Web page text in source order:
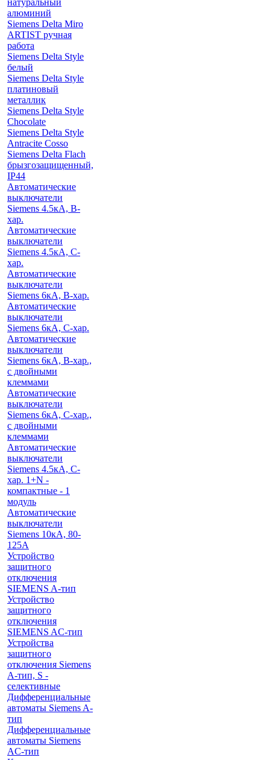
натуральный
алюминий
Siemens Delta Miro
ARTIST ручная
работа
Siemens Delta Style
белый
Siemens Delta Style
платиновый
металлик
Siemens Delta Style
Chocolate
Siemens Delta Style
Antracite Cosso
Siemens Delta Flach
брызгозащищенный,
IP44
Автоматические
выключатели
Siemens 4.5кА, B-
хар.
Автоматические
выключатели
Siemens 4.5кА, C-
хар.
Автоматические
выключатели
Siemens 6кА, B-хар.
Автоматические
выключатели
Siemens 6кА, С-хар.
Автоматические
выключатели
Siemens 6кА, B-хар.,
с двойными
клеммами
Автоматические
выключатели
Siemens 6кА, C-хар.,
с двойными
клеммами
Автоматические
выключатели
Siemens 4.5кА, C-
хар. 1+N -
компактные - 1
модуль
Автоматические
выключатели
Siemens 10кА, 80-
125A
Устройство
защитного
отключения
SIEMENS A-тип
Устройство
защитного
отключения
SIEMENS AС-тип
Устройства
защитного
отключения Siemens
A-тип, S -
селективные
Дифференциальные
автоматы Siemens A-
тип
Дифференциальные
автоматы Siemens
AС-тип